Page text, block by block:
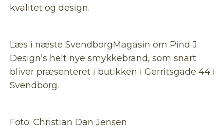
kvalitet og design.
Læs i næste SvendborgMagasin om Pind J
Design’s helt nye smykkebrand, som snart
bliver præsenteret i butikken i Gerritsgade 44 i
Svendborg.
Foto: Christian Dan Jensen